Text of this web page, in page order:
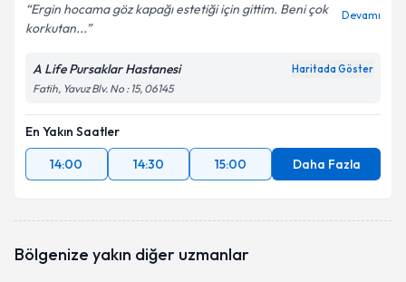
Ergin hocama göz kapağı estetiği için gittim. Beni çok
korkutan...
Devamı
A Life Pursaklar Hastanesi Haritada Göster
Fatih, Yavuz Blv. No : 15, 06145
En Yakın Saatler
14:00
14:30 15:00 Daha Fazla
Bölgenize yakın diğer uzmanlar